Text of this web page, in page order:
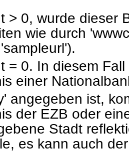
> 0, wurde dieser
wie durch
= 0. In diesem
einer
angegeben ist,
der EZB oder
Stadt
es kann auch